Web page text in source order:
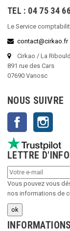
TEL : 04 75 34
Le Service
contact@cirkao.fr
Cirkao / La
891 rue des Cars
07690 Vanosc
NOUS SUIVRE
Facebook
LETTRE
Vous pouvez vous
nos informations de
INFORMATIONS